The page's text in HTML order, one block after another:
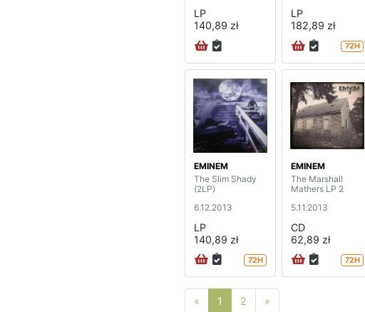
LP
140,89 zł
LP
182,89 zł
72H
EMINEM
The Slim Shady
(2LP)
6.12.2013
LP
140,89 zł
72H
EMINEM
The Marshall
Mathers LP 2
5.11.2013
CD
62,89 zł
72H
« Poprzednia strona
1 2 »